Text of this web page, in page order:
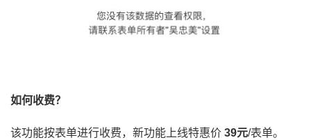
如何收费？
该功能按表单进行收费，新功能上线特惠价 39元/表单。